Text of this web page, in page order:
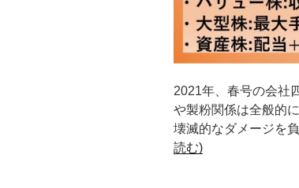
2021年、春号の会社
や製粉関係は全般的
壊滅的なダメージを
読む)